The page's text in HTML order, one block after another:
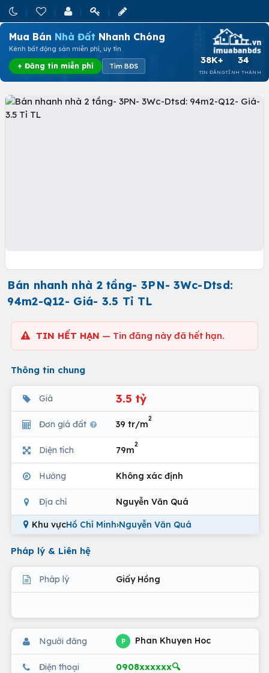
Mua Bán Nhà Đất Nhanh Chóng
Kênh bất động sản miễn phí, uy tín
+ Đăng tin miễn phí Tìm BĐS
38K+
TIN ĐĂNG
34
TỈNH THÀNH
Bán nhanh nhà 2 tầng- 3PN- 3Wc-Dtsd:
94m2-Q12- Giá- 3.5 Tỉ TL
TIN HẾT HẠN — Tin đăng này đã hết hạn.
Thông tin chung
Giá 3.5 tỷ
Đơn giá đất 39 tr/m
2
Diện tích 79m
2
Hướng Không xác định
Địa chỉ Nguyễn Văn Quá
Khu vựcHồ Chí Minh›Nguyễn Văn Quá
Pháp lý & Liên hệ
Pháp lý Giấy Hồng
Người đăng P Phan Khuyen Hoc
Điện thoại 0908xxxxxx🔍